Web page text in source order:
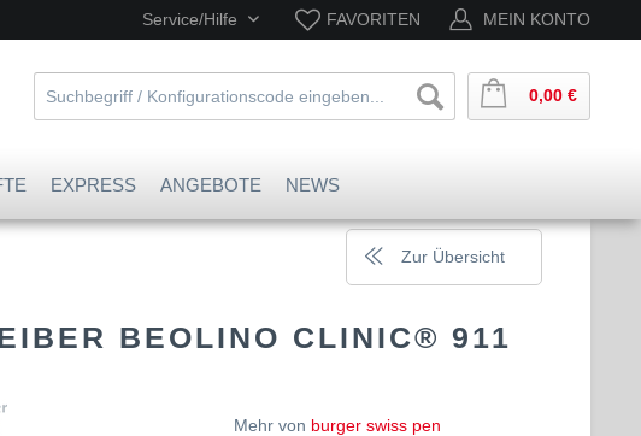
Service/Hilfe FAVORITEN MEIN KONTO
0,00 €
EXPRESS ANGEBOTE NEWS
Zur Übersicht
BEOLINO CLINIC® 911
Mehr von burger swiss pen